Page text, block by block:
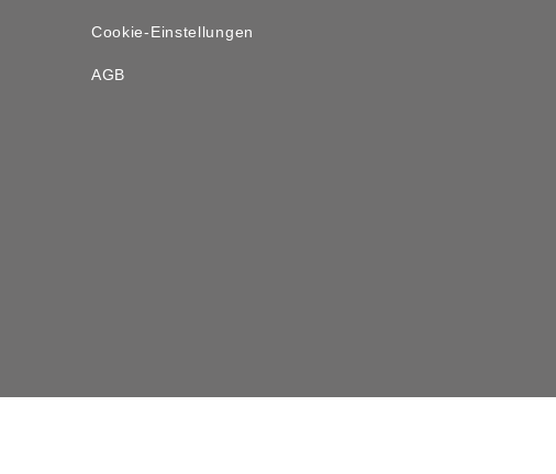
Cookie-Einstellungen
AGB